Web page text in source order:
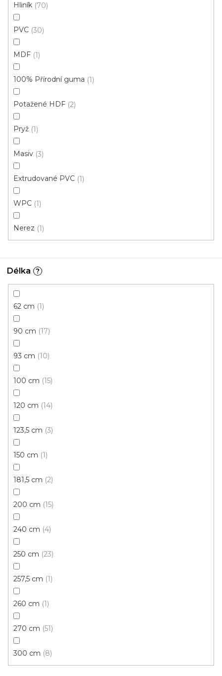
Hliník 70
PVC 30
MDF 1
100% Přírodní guma 1
Potažené HDF 2
Pryž 1
Masiv 3
Extrudované PVC 1
WPC 1
Nerez 1
Délka ?
62 cm 1
90 cm 17
93 cm 10
100 cm 15
120 cm 14
123,5 cm 3
150 cm 1
181,5 cm 2
200 cm 15
240 cm 4
250 cm 23
257,5 cm 1
260 cm 1
270 cm 51
300 cm 8
Q63 vnitřní kout - 2ks v balení sv.bronz
31 Kč / balení
Komponenty k liště USL 50
40 Kč